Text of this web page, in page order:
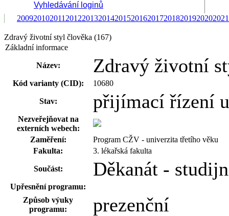
Vyhledávání loginů
200920102011 2012201320142015201620172018201920202021
Zdravý životní styl člověka (167)
Základní informace
Název: Zdravý životní
Kód varianty (CID): 10680
Stav: přijímací řízení
Nezveřejňovat na
externích webech:
Zaměření:
Program CŽV - univerzita třetího věku
Fakulta:
3. lékařská fakulta
Součást: Děkanát -
Upřesnění programu:
Způsob výuky
programu:
prezenční